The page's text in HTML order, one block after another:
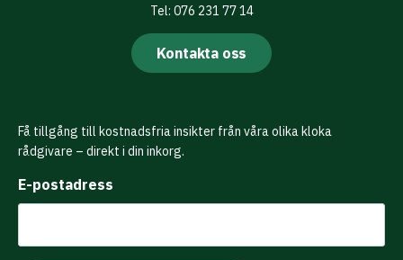
Tel: 076 231 77 14
Kontakta oss
Få tillgång till kostnadsfria insikter från våra olika kloka
rådgivare – direkt i din inkorg.
E-postadress